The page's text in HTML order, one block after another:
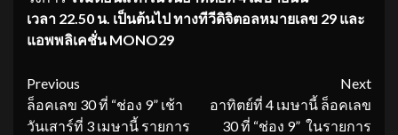
เวลา 22.50 น. เป็นต้นไปทางทีวีดิจิตอลหมายเลข 29 และ
แอพพลิเคชั่น MONO29
Continue
Reading
Previous
ล็อคเลข 30 ที่ “ช่อง 9” เช้า
วันเสาร์ที่ 3 เมษานี้ รายการ
Next
อาทิตย์ที่ 4 เมษานี้ ล็อคเลข
30 ที่ “ช่อง 9” ในรายการ